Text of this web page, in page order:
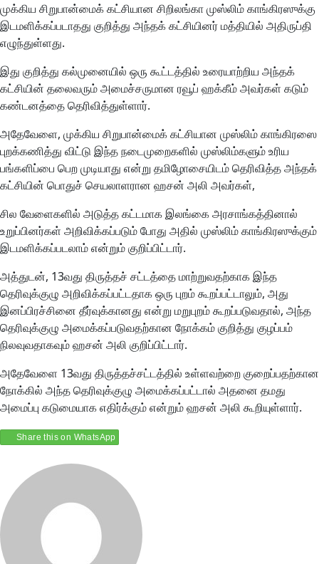
முக்கிய சிறுபான்மைக் கட்சியான சிறிலங்கா முஸ்லிம் காங்கிரஸுக்கு
இடமளிக்கப்படாதது குறித்து அந்தக் கட்சியினர் மத்தியில் அதிருப்தி
எழுந்துள்ளது.
இது குறித்து கல்முனையில் ஒரு கூட்டத்தில் உரையாற்றிய அந்தக்
கட்சியின் தலைவரும் அமைச்சருமான ரவூப் ஹக்கீம் அவர்கள் கடும்
கண்டனத்தை தெரிவித்துள்ளார்.
அதேவேளை, முக்கிய சிறுபான்மைக் கட்சியான முஸ்லிம் காங்கிரஸை
புறக்கணித்து விட்டு இந்த நடைமுறைகளில் முஸ்லிம்களும் உரிய
பங்களிப்பை பெற முடியாது என்று தமிழோசையிடம் தெரிவித்த அந்தக்
கட்சியின் பொதுச் செயலாளரான ஹசன் அலி அவர்கள்,
சில வேளைகளில் அடுத்த கட்டமாக இலங்கை அரசாங்கத்தினால்
உறுப்பினர்கள் அறிவிக்கப்படும் போது அதில் முஸ்லிம் காங்கிரஸுக்கும்
இடமளிக்கப்படலாம் என்றும் குறிப்பிட்டார்.
அத்துடன், 13வது திருத்தச் சட்டத்தை மாற்றுவதற்காக இந்த
தெரிவுக்குழு அறிவிக்கப்பட்டதாக ஒரு புறம் கூறப்பட்டாலும், அது
இனப்பிரச்சினை தீர்வுக்கானது என்று மறுபுறம் கூறப்படுவதால், அந்த
தெரிவுக்குழு அமைக்கப்படுவதற்கான நோக்கம் குறித்து குழப்பம்
நிலவுவதாகவும் ஹசன் அலி குறிப்பிட்டார்.
அதேவேளை 13வது திருத்தச்சட்டத்தில் உள்ளவற்றை குறைப்பதற்கான
நோக்கில் அந்த தெரிவுக்குழு அமைக்கப்பட்டால் அதனை தமது
அமைப்பு கடுமையாக எதிர்க்கும் என்றும் ஹசன் அலி கூறியுள்ளார்.
Share this on WhatsApp